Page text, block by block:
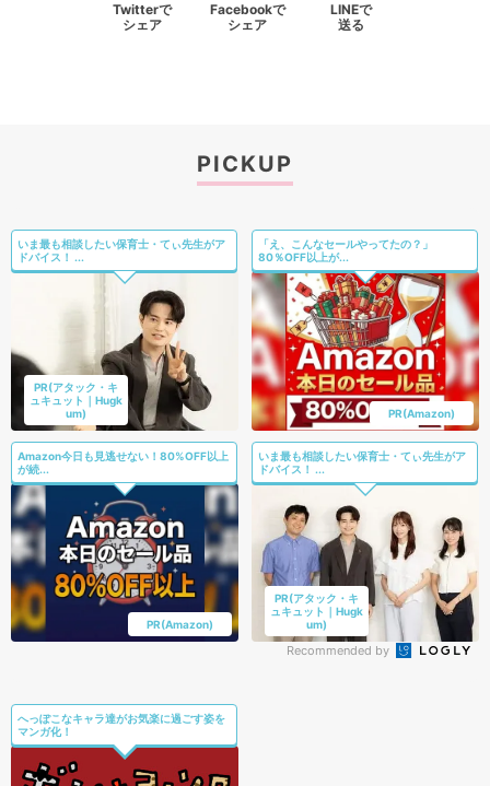
Twitterで
シェア
Facebookで
シェア
LINEで
送る
PICKUP
いま最も相談したい保育士・てぃ先生がア
ドバイス！ ...
PR(アタック・キ
ュキュット｜Hugk
um)
「え、こんなセールやってたの？」
80％OFF以上が...
PR(Amazon)
Amazon今日も見逃せない！80%OFF以上
が続...
PR(Amazon)
いま最も相談したい保育士・てぃ先生がア
ドバイス！ ...
PR(アタック・キ
ュキュット｜Hugk
um)
Recommended by
へっぽこなキャラ達がお気楽に過ごす姿を
マンガ化！